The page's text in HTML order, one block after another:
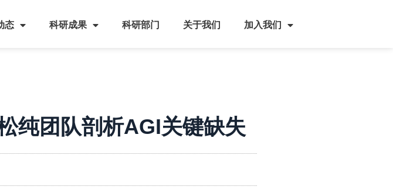
态 科研成果 科研部门 关于我们 加入我们
纯团队剖析AGI关键缺失